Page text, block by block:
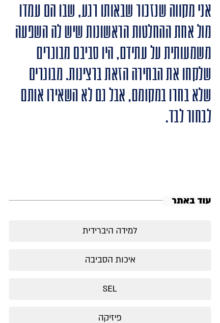
אני מקווה שנזכור שבאותו רגע, שבו הם עמדו
מול אחת ההחלטות הראשונות שיש לה השפעה
משמעותית על עתידם, היו סביבם מבוגרים
שלקחו את הבחירה הזאת ברצינות. מבוגרים
שלא בחרו במקומם, אבל גם לא השאירו אותם
לבחור לבד.
עוד באתר
למידה היברידית
איכות הסביבה
SEL
פיזיקה